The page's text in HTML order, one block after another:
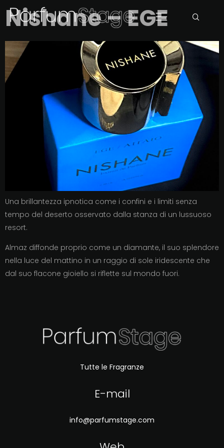
Nishane – EGE
Una brillantezza ipnotica come i confini e i limiti senza
tempo del deserto osservato dalla stanza di un lussuoso
resort.
Almaz diffonde proprio come un diamante, il suo splendore
nella luce del mattino in un raggio di sole iridescente che
dal suo flacone gioiello si riflette sul mondo fuori.
Tutte le Fragranze
E-mail
info@parfumstage.com